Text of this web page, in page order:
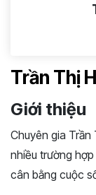
Trần Thị
Giới thiệu
Chuyên gia Trần
nhiều trường
cân bằng cuộc